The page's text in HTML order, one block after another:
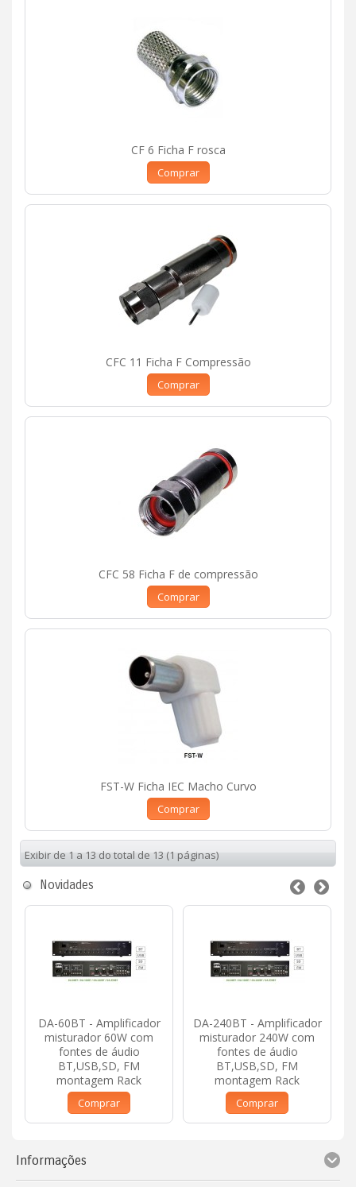
CF 6 Ficha F rosca
Comprar
CFC 11 Ficha F Compressão
Comprar
CFC 58 Ficha F de compressão
Comprar
FST-W Ficha IEC Macho Curvo
Comprar
Exibir de 1 a 13 do total de 13 (1 páginas)
Novidades
DA-60BT - Amplificador
misturador 60W com
fontes de áudio
BT,USB,SD, FM
montagem Rack
Comprar
DA-240BT - Amplificador
misturador 240W com
fontes de áudio
BT,USB,SD, FM
montagem Rack
Comprar
Informações